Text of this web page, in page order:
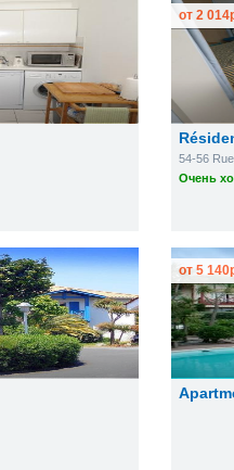
54-56
Очень
от 2 014
от 5 140